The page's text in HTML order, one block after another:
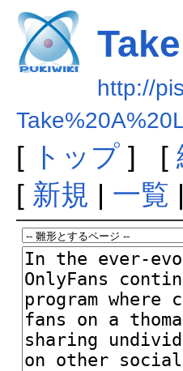
http://
[ トップ] [
[ 新規 | 一覧 |